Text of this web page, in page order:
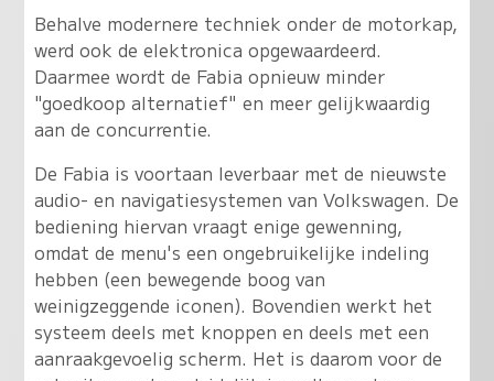
Behalve modernere techniek onder de motorkap,
werd ook de elektronica opgewaardeerd.
Daarmee wordt de Fabia opnieuw minder
"goedkoop alternatief" en meer gelijkwaardig
aan de concurrentie.
De Fabia is voortaan leverbaar met de nieuwste
audio- en navigatiesystemen van Volkswagen. De
bediening hiervan vraagt enige gewenning,
omdat de menu's een ongebruikelijke indeling
hebben (een bewegende boog van
weinigzeggende iconen). Bovendien werkt het
systeem deels met knoppen en deels met een
aanraakgevoelig scherm. Het is daarom voor de